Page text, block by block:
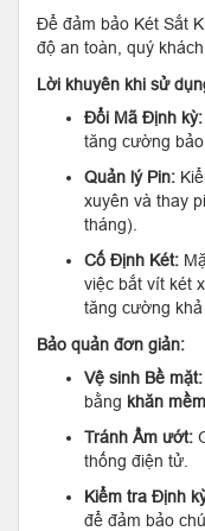
Để đảm bảo Két Sắt
độ an toàn, quý
Lời khuyên khi sử
Đổi Mã Định kỳ:
tăng cường bảo
Quản lý Pin:
xuyên và thay
tháng).
Cố Định Két:
việc bắt vít két
tăng cường
Bảo quản đơn giản:
Vệ sinh Bề mặt:
bằng khăn
Tránh Ẩm ướt:
thống điện tử.
Kiểm tra Định
để đảm bảo